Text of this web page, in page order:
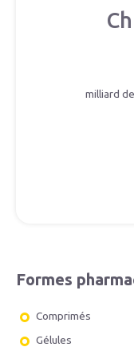
milliard
Formes
Comprimés
Gélules